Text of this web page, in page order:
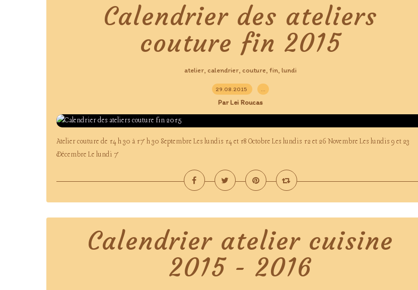
Calendrier des ateliers
couture fin 2015
atelier, calendrier, couture, fin, lundi
29.08.2015 …
Par Lei Roucas
Atelier couture de 14 h 30 à 17 h 30 Septembre Les lundis 14 et 18 Octobre Les lundis 12 et 26 Novembre Les lundis 9 et 23
Décembre Le lundi 7
Calendrier atelier cuisine
2015 - 2016